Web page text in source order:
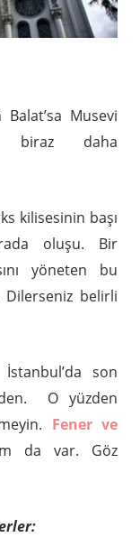
Musevi
biraz daha
kilisesinin başı
oluşu. Bir
yöneten bu
belirli
son
O yüzden
Fener ve
da var. Göz